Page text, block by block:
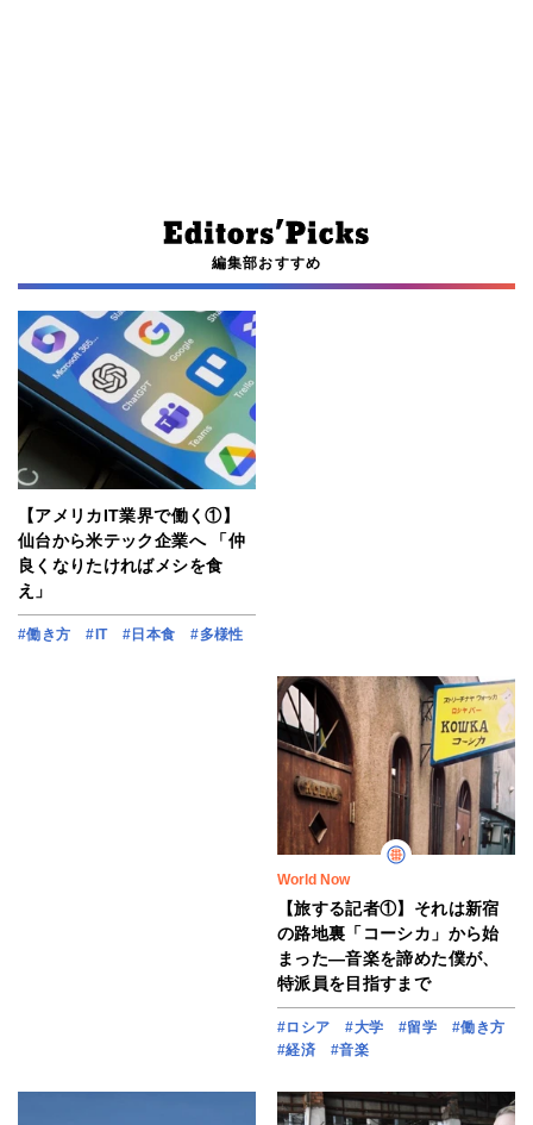
編集部おすすめ
【アメリカIT業界で働く①】
仙台から米テック企業へ 「仲
良くなりたければメシを食
え」
#働き方 #IT #日本食 #多様性
World Now
【旅する記者①】それは新宿
の路地裏「コーシカ」から始
まった―音楽を諦めた僕が、
特派員を目指すまで
#ロシア #大学 #留学
#働き方
#経済
#音楽